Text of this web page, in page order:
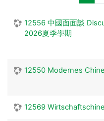
12556 中國面面談
2026夏季學期
12550 Modernes
12569